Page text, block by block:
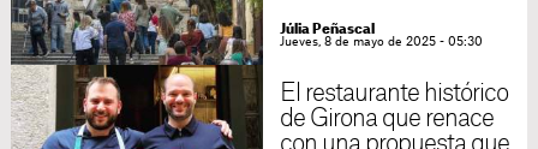
Júlia Peñascal
Jueves, 8 de mayo de 2025 - 05:30
El restaurante histórico
de Girona que renace
con una propuesta que